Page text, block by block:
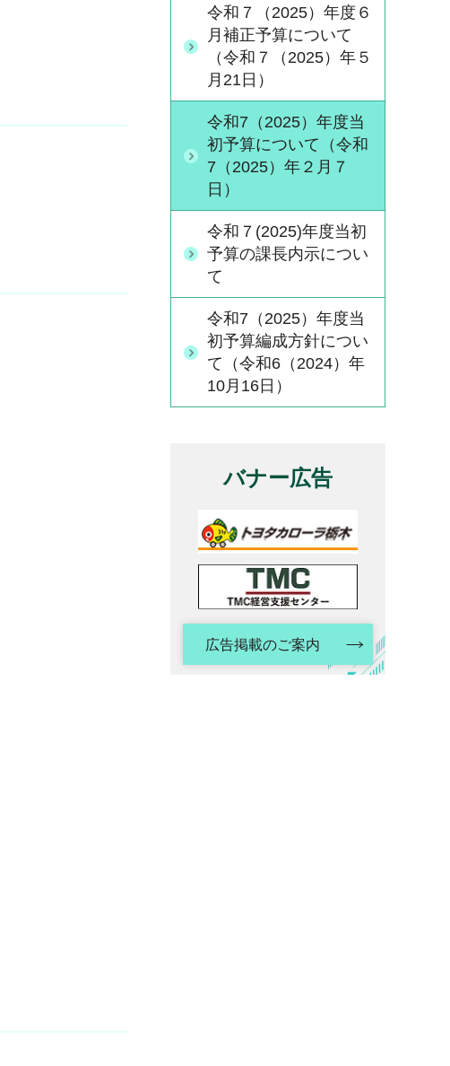
令和７（2025）年度６
月補正予算について
（令和７（2025）年５
月21日）
令和7（2025）年度当
初予算について（令和
7（2025）年２月７
日）
令和７(2025)年度当初
予算の課長内示につい
て
令和7（2025）年度当
初予算編成方針につい
て（令和6（2024）年
10月16日）
バナー広告
広告掲載のご案内